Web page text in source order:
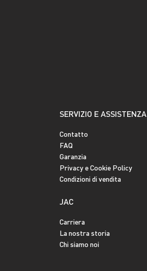
SERVIZIO E ASSISTENZA
Contatto
FAQ
Garanzia
Privacy e Cookie Policy
Condizioni di vendita
JAC
Carriera
La nostra storia
Chi siamo noi